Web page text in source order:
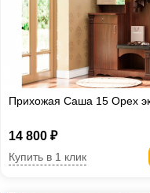
Прихожая Саша 15 Орех
14 800 ₽
Купить в 1 клик